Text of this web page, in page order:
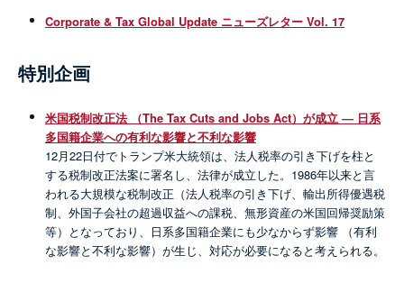
Corporate & Tax Global Update ニューズレター Vol. 17
特別企画
米国税制改正法 （The Tax Cuts and Jobs Act）が成立 ― 日系
多国籍企業への有利な影響と不利な影響
12月22日付でトランプ米大統領は、法人税率の引き下げを柱と
する税制改正法案に署名し、法律が成立した。1986年以来と言
われる大規模な税制改正（法人税率の引き下げ、輸出所得優遇税
制、外国子会社の超過収益への課税、無形資産の米国回帰奨励策
等）となっており、日系多国籍企業にも少なからず影響 （有利
な影響と不利な影響）が生じ、対応が必要になると考えられる。